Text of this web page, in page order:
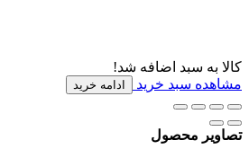
کالا به سبد اضافه شد!
مشاهده سبد خرید
ادامه خرید
تصاویر محصول